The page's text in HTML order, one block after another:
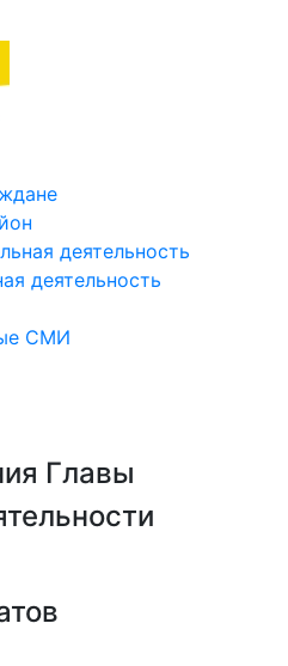
деятельность
деятельность
СМИ
Главы